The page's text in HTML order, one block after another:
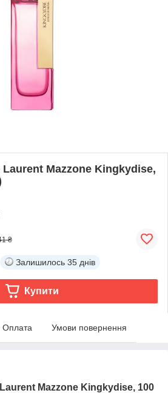
Mazzone Kingkydise,
₴
Залишилось 35 днів
Купити
Оплата Умови повернення
Mazzone Kingkydise, 100